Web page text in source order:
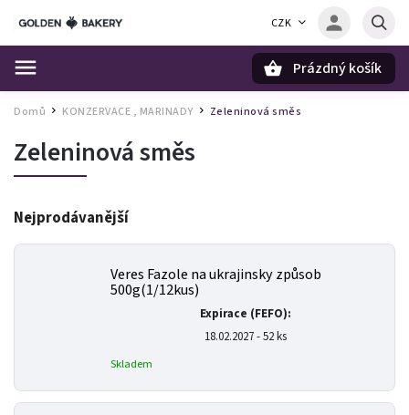
CZK
Prázdný košík
Domů / KONZERVACE , MARINADY Zeleninová směs
Zeleninová směs
Nejprodávanější
Veres Fazole na ukrajinsky způsob
500g(1/12kus)
Expirace (FEFO):
18.02.2027 - 52 ks
Skladem